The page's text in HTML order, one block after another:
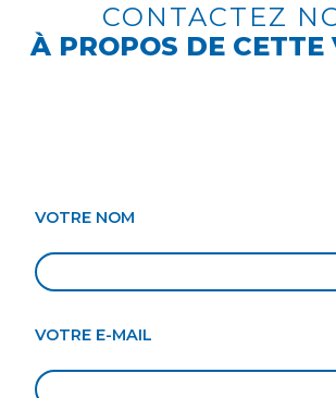
CONTACTEZ
À PROPOS DE CETTE
VOTRE NOM
VOTRE E-MAIL